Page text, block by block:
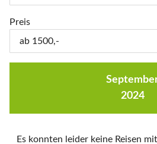
Preis
2024
Es konnten leider keine Reisen